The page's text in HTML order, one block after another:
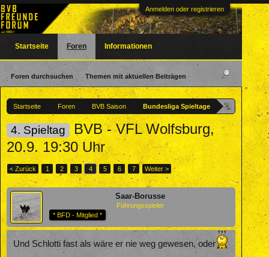
Anmelden oder registrieren
Startseite Foren BVB Saison Bundesliga Spieltage
4. Spieltag BVB - VFL Wolfsburg,
20.9. 19:30 Uhr
< Zurück 1 2 3 4 5 6 7 Weiter >
Saar-Borusse
Führungsspieler
* BFD - Mitglied *
Und Schlotti fast als wäre er nie weg gewesen, oder
Startseite Foren
Foren durchsuchen Themen mit aktuellen Beiträgen
Informationen